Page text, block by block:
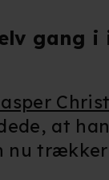
gang
at
nu